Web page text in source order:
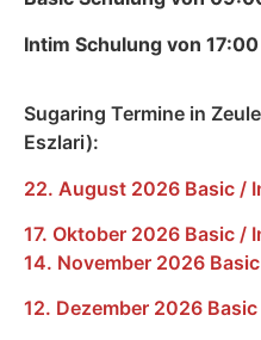
Intim Schulung von
Sugaring Termine in
Eszlari):
22. August 2026 Basic /
17. Oktober 2026 Basic /
14. November 2026
12. Dezember 2026